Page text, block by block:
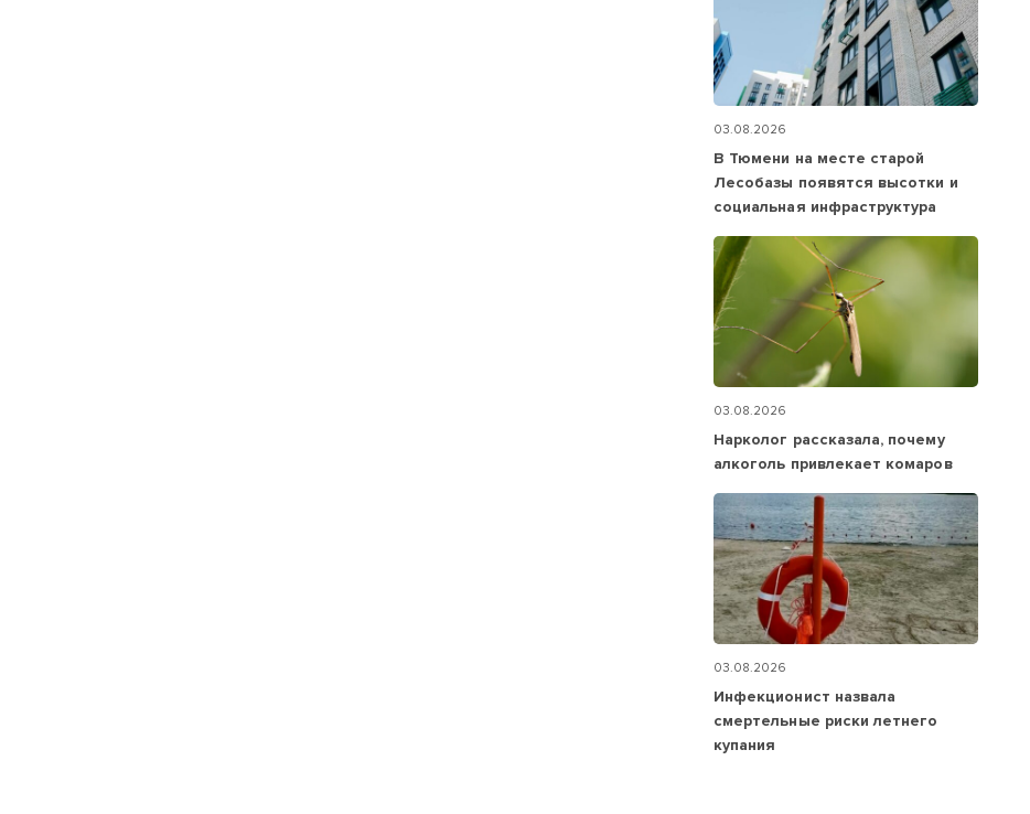
03.08.2026
В Тюмени на месте старой
Лесобазы появятся высотки и
социальная инфраструктура
03.08.2026
Нарколог рассказала, почему
алкоголь привлекает комаров
03.08.2026
Инфекционист назвала
смертельные риски летнего
купания